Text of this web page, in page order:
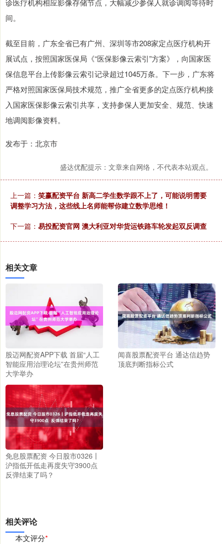
间。
截至目前，广东全省已有广州、深圳等市208家定点医疗机构开
展试点，按照国家医保局《“医保影像云索引”方案》，向国家医
保信息平台上传影像云索引记录超过1045万条。下一步，广东将
严格对照国家医保局技术规范，推广全省更多的定点医疗机构接
入国家医保影像云索引共享，支持参保人更加安全、规范、快速
地调阅影像资料。
发布于：北京市
盛达优配提示：文章来自网络，不代表本站观点。
上一篇： 笑赢配资平台 新高二学生数学跟不上了，可能说明需要
调整学习方法，这些线上名师能帮你建立数学思维！
下一篇： 易投配资官网 澳大利亚对华货运铁路车轮发起双反调查
相关文章
股迈网配资APP下载 首届“人工
智能应用治理论坛”在贵州师范
大学举办
闻喜股票配资平台 通达信趋势
顶底判断指标公式
免息股票配资 今日股市0326丨
沪指低开低走再度失守3900点
反弹结束了吗？
相关评论
本文评分*